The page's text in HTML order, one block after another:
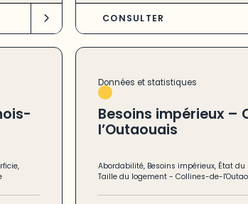
CONSULTER
,
Données et statistiques
Besoins impérieux –
l’Outaouais
Abordabilité, Besoins impérieux, État du
Taille du logement -Collines-de-